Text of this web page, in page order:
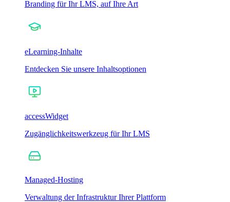
Branding für Ihr LMS, auf Ihre Art
eLearning-Inhalte
Entdecken Sie unsere Inhaltsoptionen
accessWidget
Zugänglichkeitswerkzeug für Ihr LMS
Managed-Hosting
Verwaltung der Infrastruktur Ihrer Plattform